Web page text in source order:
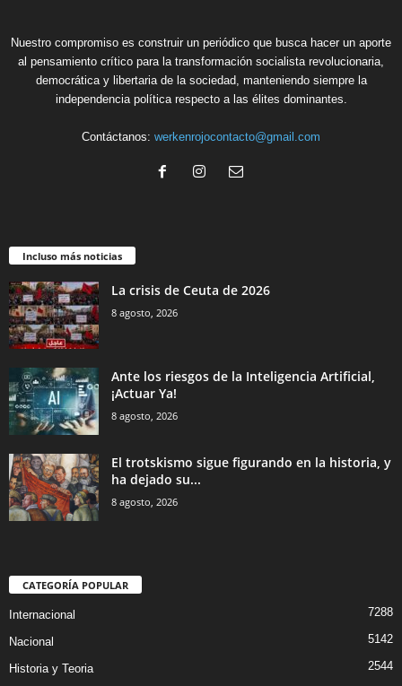
Nuestro compromiso es construir un periódico que busca hacer un aporte
al pensamiento crítico para la transformación socialista revolucionaria,
democrática y libertaria de la sociedad, manteniendo siempre la
independencia política respecto a las élites dominantes.
Contáctanos: werkenrojocontacto@gmail.com
Incluso más noticias
La crisis de Ceuta de 2026
8 agosto, 2026
Ante los riesgos de la Inteligencia Artificial,
¡Actuar Ya!
8 agosto, 2026
El trotskismo sigue figurando en la historia, y
ha dejado su...
8 agosto, 2026
CATEGORÍA POPULAR
Internacional 7288
Nacional 5142
Historia y Teoria
2544